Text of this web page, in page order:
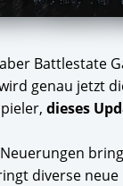
Battlestate
genau jetzt
dieses
diverse